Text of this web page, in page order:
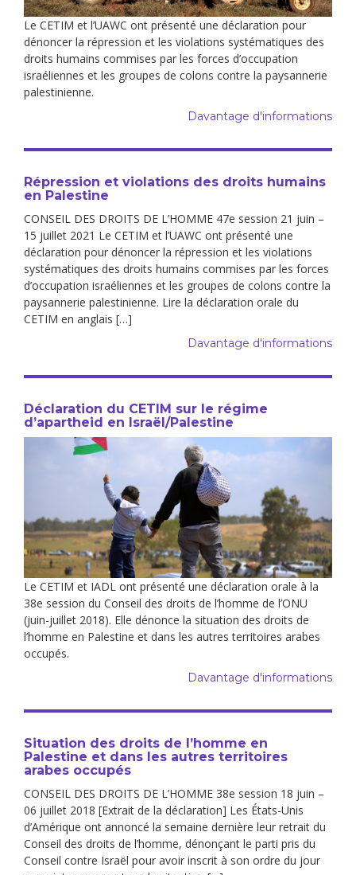
Le CETIM et l’UAWC ont présenté une déclaration pour
dénoncer la répression et les violations systématiques des
droits humains commises par les forces d’occupation
israéliennes et les groupes de colons contre la paysannerie
palestinienne.
Davantage d'informations
Répression et violations des droits humains
en Palestine
CONSEIL DES DROITS DE L’HOMME 47e session 21 juin –
15 juillet 2021 Le CETIM et l’UAWC ont présenté une
déclaration pour dénoncer la répression et les violations
systématiques des droits humains commises par les forces
d’occupation israéliennes et les groupes de colons contre la
paysannerie palestinienne. Lire la déclaration orale du
CETIM en anglais […]
Davantage d'informations
Déclaration du CETIM sur le régime
d’apartheid en Israël/Palestine
Le CETIM et IADL ont présenté une déclaration orale à la
38e session du Conseil des droits de l’homme de l’ONU
(juin-juillet 2018). Elle dénonce la situation des droits de
l’homme en Palestine et dans les autres territoires arabes
occupés.
Davantage d'informations
Situation des droits de l’homme en
Palestine et dans les autres territoires
arabes occupés
CONSEIL DES DROITS DE L’HOMME 38e session 18 juin –
06 juillet 2018 [Extrait de la déclaration] Les États-Unis
d’Amérique ont annoncé la semaine dernière leur retrait du
Conseil des droits de l’homme, dénonçant le parti pris du
Conseil contre Israël pour avoir inscrit à son ordre du jour